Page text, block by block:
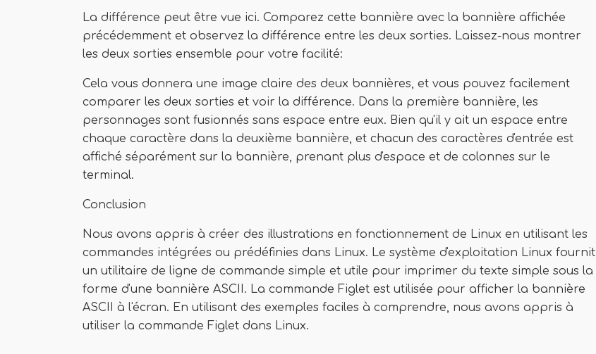
La différence peut être vue ici. Comparez cette bannière avec la bannière affichée
précédemment et observez la différence entre les deux sorties. Laissez-nous montrer
les deux sorties ensemble pour votre facilité:
Cela vous donnera une image claire des deux bannières, et vous pouvez facilement
comparer les deux sorties et voir la différence. Dans la première bannière, les
personnages sont fusionnés sans espace entre eux. Bien qu'il y ait un espace entre
chaque caractère dans la deuxième bannière, et chacun des caractères d'entrée est
affiché séparément sur la bannière, prenant plus d'espace et de colonnes sur le
terminal.
Conclusion
Nous avons appris à créer des illustrations en fonctionnement de Linux en utilisant les
commandes intégrées ou prédéfinies dans Linux. Le système d'exploitation Linux fournit
un utilitaire de ligne de commande simple et utile pour imprimer du texte simple sous la
forme d'une bannière ASCII. La commande Figlet est utilisée pour afficher la bannière
ASCII à l'écran. En utilisant des exemples faciles à comprendre, nous avons appris à
utiliser la commande Figlet dans Linux.